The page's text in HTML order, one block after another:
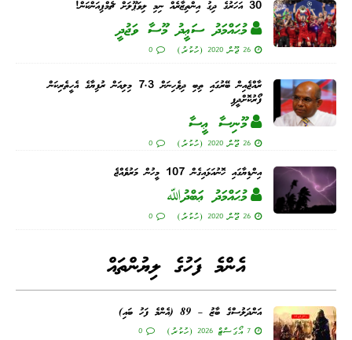
30 އަހަރުގެ ދިގު އިންތިޒާރެއް ނިމި ލިވަޕޫލަށް ޗެމްޕިއަންކަން!
މުޙައްމަދު ސަޢީދު މޫސާ ވަޖުދީ
26 ޖޫން 2020 (ހުކުރު) 0
ރާއްޖެއިން ބޭރުގައި ތިބި ދިވެހިނަށް 7.3 މިލިއަން ރުފިޔާގެ އެހީތެރިކަން
ފޯރުކޮށްދީފި
މޫނިސާ ޢީސާ
26 ޖޫން 2020 (ހުކުރު) 0
އިންޑިޔާގައި ހޮނުއަޅައިގެން 107 މީހުން މަރުވެއްޖެ
މުޙައްމަދު ޢަބްދުﷲ
26 ޖޫން 2020 (ހުކުރު) 0
އެންމެ ފަހުގެ ލިޔުންތައް
އަންދަލުސްގެ ބާޒު – 89 (އެންމެ ފަހު ބައި)
7 އޯގަސްޓް 2026 (ހުކުރު) 0